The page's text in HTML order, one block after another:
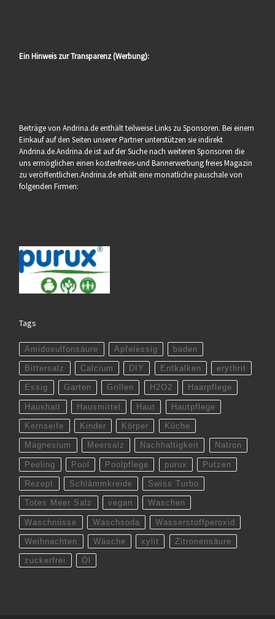
Ein Hinweis zur Transparenz (Werbung):
Beiträge von Andrina.de enthält teilweise Links zu Sponsoren. Bei einem
Einkauf auf den Seiten unserer Partner unterstützen sie indirekt
Andrina.de.Andrina.de ist auf der Suche nach weiteren Sponsoren die
uns ermöglichen einen kostenfreies-und Bannerwerbung freies Magazin
zu veröffentlichen.Andrina.de erhält eine monatliche pauschale von
folgenden Firmen:
Tags
Amidosulfonsäure Apfelessig baden
Bittersalz Calcium DIY Entkalken erythrit
Essig Garten Grillen H2O2 Haarpflege
Haushalt Hausmittel Haut Hautpflege
Kernseife Kinder Körper Küche
Magnesium Meersalz Nachhaltigkeit Natron
Peeling Pool Poolpflege purux Putzen
Rezept Schlämmkreide Swiss Turbo
Totes Meer Salz vegan Waschen
Waschnüsse Waschsoda Wasserstoffperoxid
Weihnachten Wäsche xylit Zitronensäure
zuckerfrei Öl